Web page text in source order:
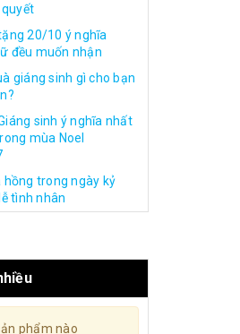
quyết
20/10 ý nghĩa
đều muốn nhận
giáng sinh gì cho bạn
sinh ý nghĩa nhất
mùa Noel
hồng trong ngày kỷ
tình nhân
phẩm nào